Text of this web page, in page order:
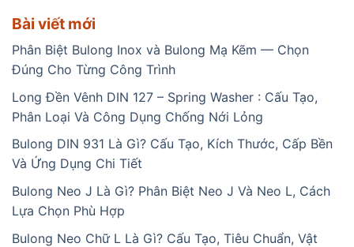
Bài viết mới
Phân Biệt Bulong Inox và Bulong Mạ Kẽm — Chọn
Đúng Cho Từng Công Trình
Long Đền Vênh DIN 127 – Spring Washer : Cấu Tạo,
Phân Loại Và Công Dụng Chống Nới Lỏng
Bulong DIN 931 Là Gì? Cấu Tạo, Kích Thước, Cấp Bền
Và Ứng Dụng Chi Tiết
Bulong Neo J Là Gì? Phân Biệt Neo J Và Neo L, Cách
Lựa Chọn Phù Hợp
Bulong Neo Chữ L Là Gì? Cấu Tạo, Tiêu Chuẩn, Vật